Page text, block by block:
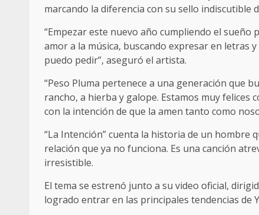
marcando la diferencia con su sello indiscutible
“Empezar este nuevo año cumpliendo el
amor a la música, buscando expresar en letras
puedo pedir”, aseguró el artista.
“Peso Pluma pertenece a una generación que
rancho, a hierba y galope. Estamos muy felices
con la intención de que la amen tanto como
“La Intención” cuenta la historia de un hombre
relación que ya no funciona. Es una canción
irresistible.
El tema se estrenó junto a su video oficial,
logrado entrar en las principales tendencias de